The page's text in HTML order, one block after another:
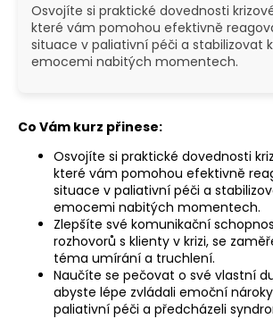
Osvojíte si praktické dovednosti
které vám pomohou efektivně
situace v paliativní péči a stabilizovat
emocemi nabitých momentech.
Co Vám kurz přinese:
Osvojíte si praktické dovednosti
které vám pomohou efektivně
situace v paliativní péči a
emocemi nabitých momentech.
Zlepšíte své komunikační
rozhovorů s klienty v krizi, se
téma umírání a truchlení.
Naučíte se pečovat o své vlastní
abyste lépe zvládali emoční
paliativní péči a předcházeli
HLEDAT